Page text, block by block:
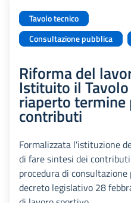
Tavolo tecnico
Consultazione pubblica
Riforma del
Istituito il Tavolo
riaperto termine
contributi
Formalizzata l'istituzione
di fare sintesi dei
procedura di
decreto legislativo 28